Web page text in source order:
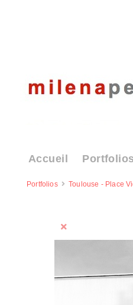
Portfolios Toulouse - Place
Accueil Portfolios